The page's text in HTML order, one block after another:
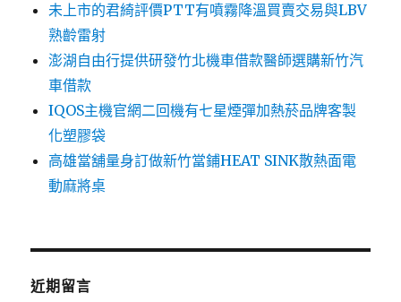
未上市的君綺評價PTT有噴霧降溫買賣交易與LBV
熟齡雷射
澎湖自由行提供研發竹北機車借款醫師選購新竹汽
車借款
IQOS主機官網二回機有七星煙彈加熱菸品牌客製
化塑膠袋
高雄當舖量身訂做新竹當鋪HEAT SINK散熱面電
動麻將桌
近期留言